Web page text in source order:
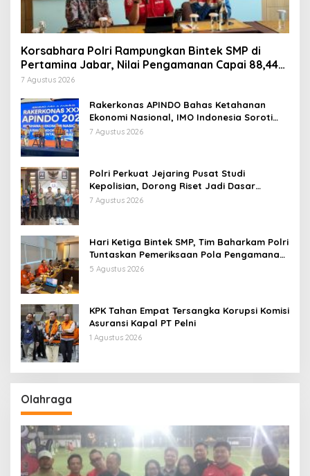
Korsabhara Polri Rampungkan Bintek SMP di
Pertamina Jabar, Nilai Pengamanan Capai 88,44
Persen
7 Agustus 2026
Rakerkonas APINDO Bahas Ketahanan
Ekonomi Nasional, IMO Indonesia Soroti
Pentingnya Kolaborasi Lintas Sektor
7 Agustus 2026
Polri Perkuat Jejaring Pusat Studi
Kepolisian, Dorong Riset Jadi Dasar
Kebijakan dan Inovasi
7 Agustus 2026
Hari Ketiga Bintek SMP, Tim Baharkam Polri
Tuntaskan Pemeriksaan Pola Pengamanan
Pertamina Patra Niaga Jabar
5 Agustus 2026
KPK Tahan Empat Tersangka Korupsi Komisi
Asuransi Kapal PT Pelni
1 Agustus 2026
Olahraga